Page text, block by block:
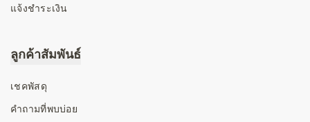
แจ้งชำระเงิน
ลูกค้าสัมพันธ์
เชคพัสดุ
คำถามที่พบบ่อย